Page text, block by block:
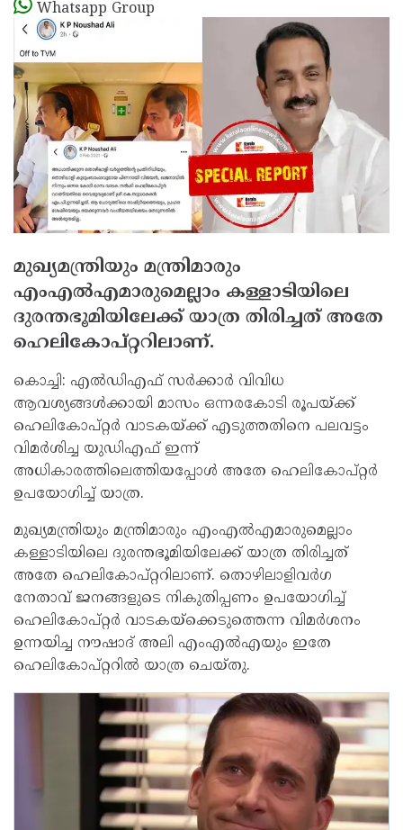
Whatsapp Group
മുഖ്യമന്ത്രിയും മന്ത്രിമാരും
എംഎല്‍എമാരുമെല്ലാം കള്ളാടിയിലെ
ദുരന്തഭൂമിയിലേക്ക് യാത്ര തിരിച്ചത് അതേ
ഹെലികോപ്റ്ററിലാണ്.
കൊച്ചി: എല്‍ഡിഎഫ് സര്‍ക്കാര്‍ വിവിധ
ആവശ്യങ്ങള്‍ക്കായി മാസം ഒന്നരകോടി രൂപയ്ക്ക്
ഹെലികോപ്റ്റര്‍ വാടകയ്ക്ക് എടുത്തതിനെ പലവട്ടം
വിമര്‍ശിച്ച യുഡിഎഫ് ഇന്ന്
അധികാരത്തിലെത്തിയപ്പോള്‍ അതേ ഹെലികോപ്റ്റര്‍
ഉപയോഗിച്ച് യാത്ര.
മുഖ്യമന്ത്രിയും മന്ത്രിമാരും എംഎല്‍എമാരുമെല്ലാം
കള്ളാടിയിലെ ദുരന്തഭൂമിയിലേക്ക് യാത്ര തിരിച്ചത്
അതേ ഹെലികോപ്റ്ററിലാണ്. തൊഴിലാളിവര്‍ഗ
നേതാവ് ജനങ്ങളുടെ നികുതിപ്പണം ഉപയോഗിച്ച്
ഹെലികോപ്റ്റര്‍ വാടകയ്‌ക്കെടുത്തെന്ന വിമര്‍ശനം
ഉന്നയിച്ച നൗഷാദ് അലി എംഎല്‍എയും ഇതേ
ഹെലികോപ്റ്ററില്‍ യാത്ര ചെയ്തു.